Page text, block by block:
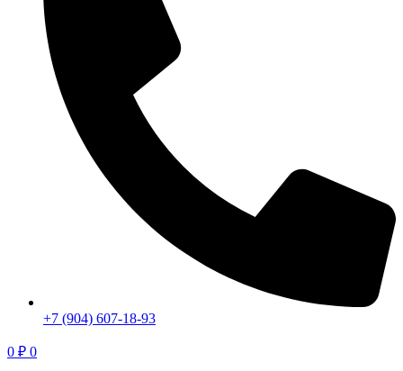
+7 (904) 607-18-93
0 ₽ 0